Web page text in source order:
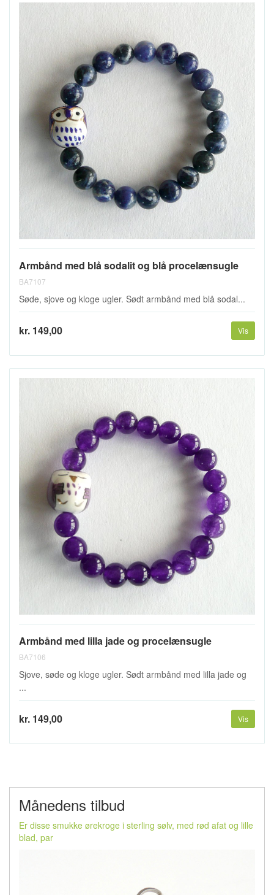
Armbånd med blå sodalit og blå procelænsugle
BA7107
Søde, sjove og kloge ugler. Sødt armbånd med blå sodal...
kr. 149,00 Vis
Armbånd med lilla jade og procelænsugle
BA7106
Sjove, søde og kloge ugler. Sødt armbånd med lilla jade og
...
kr. 149,00 Vis
Månedens tilbud
Er disse smukke ørekroge i sterling sølv, med rød afat og lille
blad, par